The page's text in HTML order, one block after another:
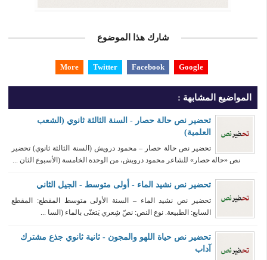
شارك هذا الموضوع
Google
Facebook
Twitter
More
المواضيع المشابهة :
تحضير نص حالة حصار - السنة الثالثة ثانوي (الشعب
العلمية)
تحضير نص حالة حصار – محمود درويش (السنة الثالثة ثانوي) تحضير
نص «حالة حصار» للشاعر محمود درويش، من الوحدة الخامسة (الأسبوع الثان ...
تحضير نص نشيد الماء - أولى متوسط - الجيل الثاني
تحضير نص نشيد الماء – السنة الأولى متوسط المقطع: المقطع
السابع: الطبيعة. نوع النص: نصّ شِعري يَتغنّى بالماء (السا ...
تحضير نص حياة اللهو والمجون - ثانية ثانوي جذع مشترك
آداب